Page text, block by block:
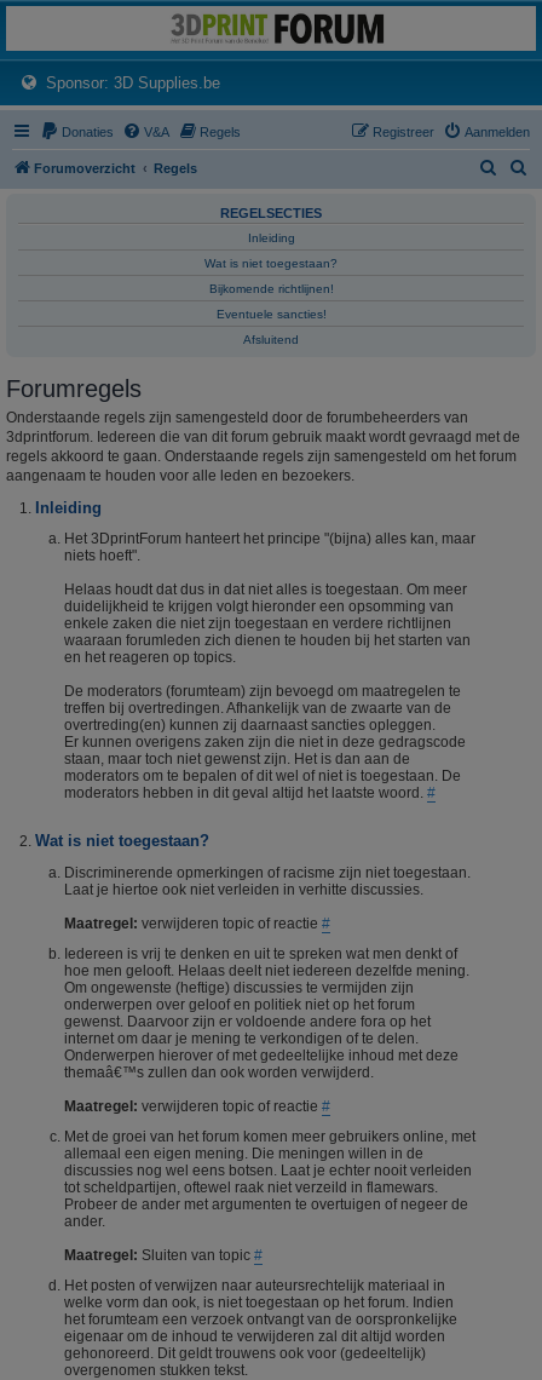
Het 3D print forum van de Benelux na de sluiting van 3dprintforum.nl
Sponsor: 3D Supplies.be(Opens a new tab)
Donaties V&A Regels Aanmelden
Registreer
Forumoverzicht Regels
e
REGELSECTIES
Inleiding
Wat is niet toegestaan?
Bijkomende richtlijnen!
Eventuele sancties!
Afsluitend
Forumregels
Onderstaande regels zijn samengesteld door de forumbeheerders van
3dprintforum. Iedereen die van dit forum gebruik maakt wordt gevraagd met de
regels akkoord te gaan. Onderstaande regels zijn samengesteld om het forum
aangenaam te houden voor alle leden en bezoekers.
Inleiding
Het 3DprintForum hanteert het principe "(bijna) alles kan, maar
niets hoeft".
Helaas houdt dat dus in dat niet alles is toegestaan. Om meer
duidelijkheid te krijgen volgt hieronder een opsomming van
enkele zaken die niet zijn toegestaan en verdere richtlijnen
waaraan forumleden zich dienen te houden bij het starten van
en het reageren op topics.
De moderators (forumteam) zijn bevoegd om maatregelen te
treffen bij overtredingen. Afhankelijk van de zwaarte van de
overtreding(en) kunnen zij daarnaast sancties opleggen.
Er kunnen overigens zaken zijn die niet in deze gedragscode
staan, maar toch niet gewenst zijn. Het is dan aan de
moderators om te bepalen of dit wel of niet is toegestaan. De
moderators hebben in dit geval altijd het laatste woord. #
Wat is niet toegestaan?
Discriminerende opmerkingen of racisme zijn niet toegestaan.
Laat je hiertoe ook niet verleiden in verhitte discussies.
Maatregel: verwijderen topic of reactie #
Iedereen is vrij te denken en uit te spreken wat men denkt of
hoe men gelooft. Helaas deelt niet iedereen dezelfde mening.
Om ongewenste (heftige) discussies te vermijden zijn
onderwerpen over geloof en politiek niet op het forum
gewenst. Daarvoor zijn er voldoende andere fora op het
internet om daar je mening te verkondigen of te delen.
Onderwerpen hierover of met gedeeltelijke inhoud met deze
themaâ€™s zullen dan ook worden verwijderd.
Maatregel: verwijderen topic of reactie #
Met de groei van het forum komen meer gebruikers online, met
allemaal een eigen mening. Die meningen willen in de
discussies nog wel eens botsen. Laat je echter nooit verleiden
tot scheldpartijen, oftewel raak niet verzeild in flamewars.
Probeer de ander met argumenten te overtuigen of negeer de
ander.
Maatregel: Sluiten van topic #
Het posten of verwijzen naar auteursrechtelijk materiaal in
welke vorm dan ook, is niet toegestaan op het forum. Indien
het forumteam een verzoek ontvangt van de oorspronkelijke
eigenaar om de inhoud te verwijderen zal dit altijd worden
gehonoreerd. Dit geldt trouwens ook voor (gedeeltelijk)
overgenomen stukken tekst.